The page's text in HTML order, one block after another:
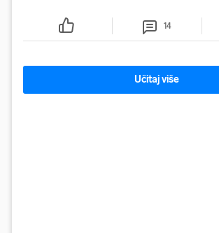
ga je naručio Uskok i da je dio spisa
14
Učitaj više